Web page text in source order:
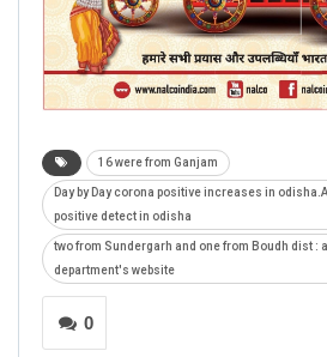
16 were from Ganjam
Day by Day corona positive increases in
positive detect in odisha
two from Sundergarh and one from Boudh dist :
department's website
0